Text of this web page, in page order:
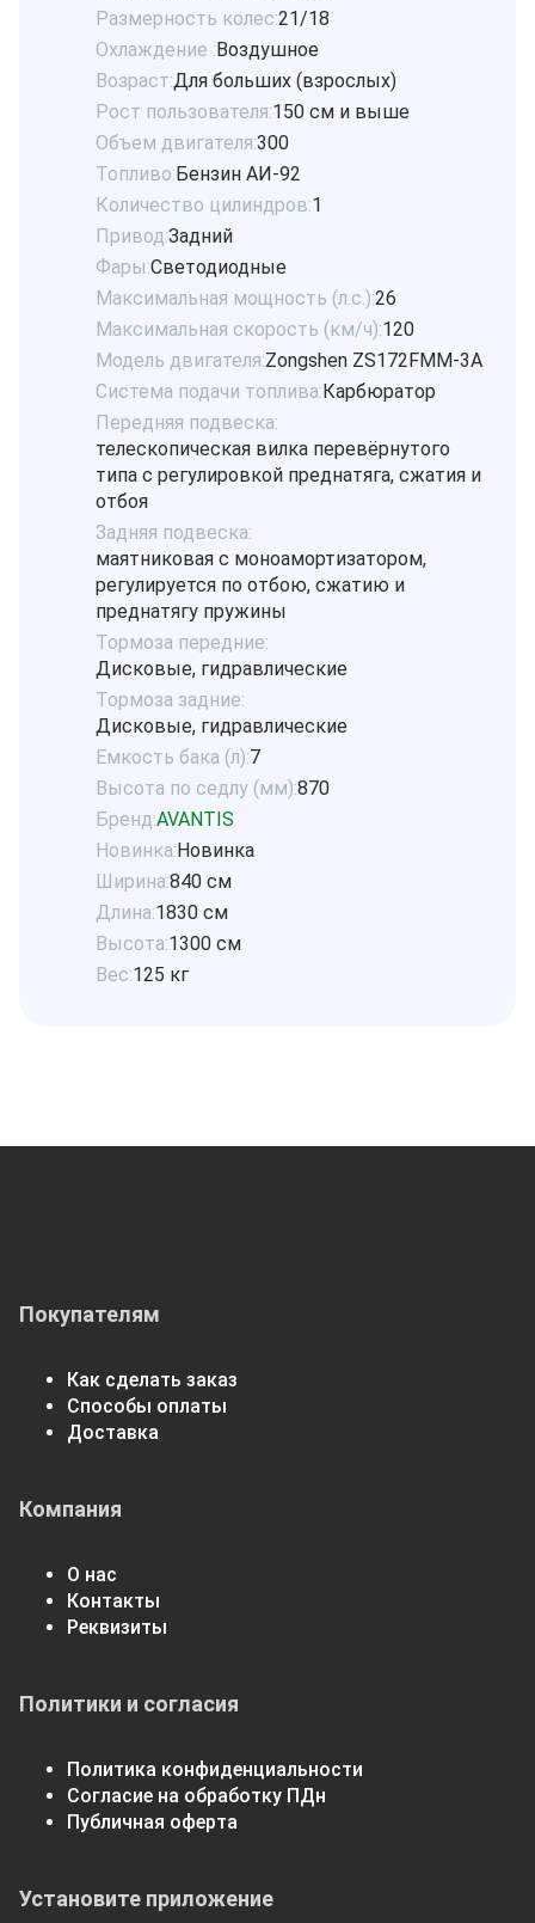
Размерность колес:21/18
Охлаждение :Воздушное
Возраст:Для больших (взрослых)
Рост пользователя:150 см и выше
Объем двигателя:300
Топливо:Бензин АИ-92
Количество цилиндров:1
Привод:Задний
Фары:Светодиодные
Максимальная мощность (л.с.):26
Максимальная скорость (км/ч):120
Модель двигателя:Zongshen ZS172FMM-3A
Система подачи топлива:Карбюратор
Передняя подвеска:
телескопическая вилка перевёрнутого
типа с регулировкой преднатяга, сжатия и
отбоя
Задняя подвеска:
маятниковая с моноамортизатором,
регулируется по отбою, сжатию и
преднатягу пружины
Тормоза передние:
Дисковые, гидравлические
Тормоза задние:
Дисковые, гидравлические
Емкость бака (л):7
Высота по седлу (мм):870
Бренд:AVANTIS
Новинка:Новинка
Ширина:840 см
Длина:1830 см
Высота:1300 см
Вес:125 кг
Покупателям
Как сделать заказ
Способы оплаты
Доставка
Компания
О нас
Контакты
Реквизиты
Политики и согласия
Политика конфиденциальности
Согласие на обработку ПДн
Публичная оферта
Установите приложение